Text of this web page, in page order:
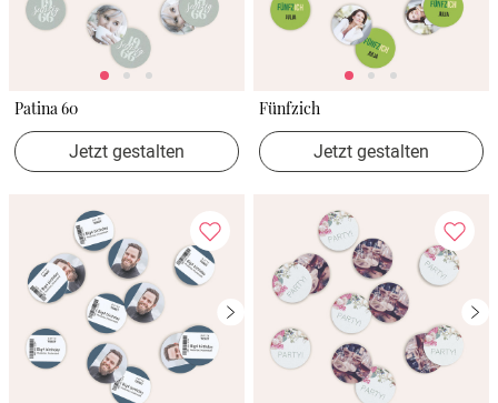
Patina 60
Jetzt gestalten
Fünfzich
Jetzt gestalten